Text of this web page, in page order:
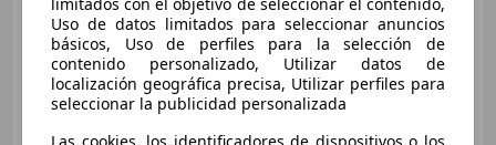
€ 12.900 1
Preciojusto
limitados con el objetivo de seleccionar el contenido,
Uso de datos limitados para seleccionar anuncios
básicos, Uso de perfiles para la selección de
contenido personalizado, Utilizar datos de
localización geográfica precisa, Utilizar perfiles para
seleccionar la publicidad personalizada